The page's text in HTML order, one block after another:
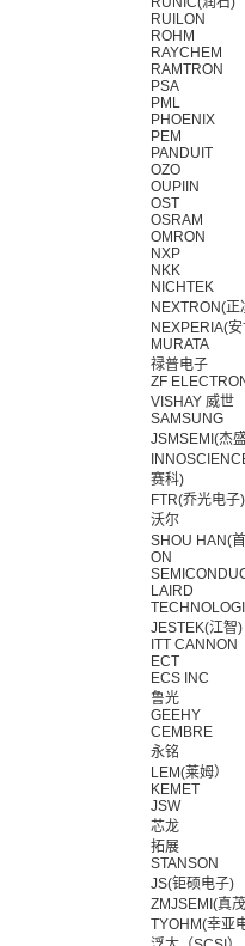
RUILON
ROHM
RAYCHEM
RAMTRON
PSA
PML
PHOENIX
PEM
PANDUIT
OZO
OUPIIN
OST
OSRAM
OMRON
NXP
NKK
NICHTEK
NEXTRON(正
NEXPERIA(
MURATA
禄普电子
ZF
VISHAY 威世
SAMSUNG
JSMSEMI(杰
赛科)
FTR(乔光电子)
沃尔
SHOU HAN(
ON
LAIRD
JESTEK(江智)
ITT CANNON
ECT
ECS INC
鲁光
GEEHY
CEMBRE
永铭
LEM(莱姆）
KEMET
JSW
芯龙
拓展
STANSON
JS(钜硕电子)
ZMJSEMI(真
TYOHM(幸亚